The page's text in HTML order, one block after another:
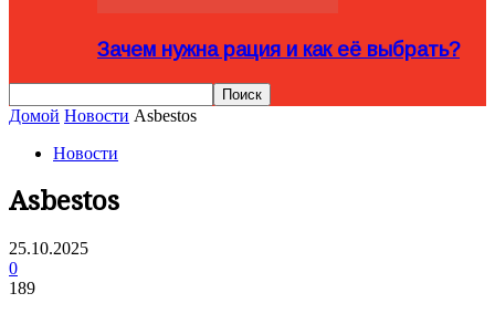
Зачем нужна рация и как её выбрать?
Домой Новости Asbestos
Новости
Asbestos
25.10.2025
0
189